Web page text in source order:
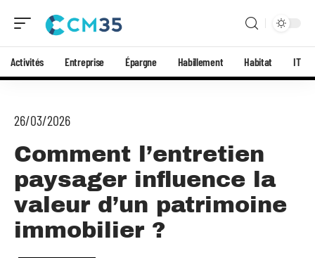
Activités Entreprise Épargne Habillement Habitat IT
26/03/2026
Comment l’entretien
paysager influence la
valeur d’un patrimoine
immobilier ?